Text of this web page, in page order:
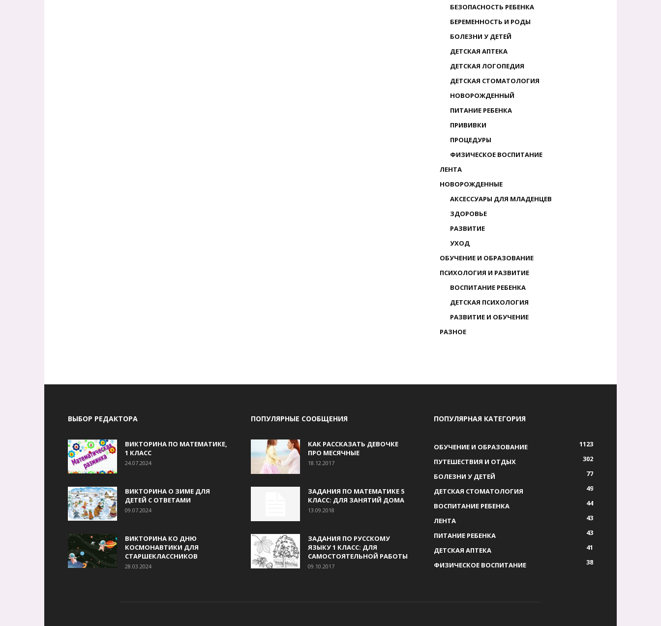
БЕЗОПАСНОСТЬ РЕБЕНКА
БЕРЕМЕННОСТЬ И РОДЫ
БОЛЕЗНИ У ДЕТЕЙ
ДЕТСКАЯ АПТЕКА
ДЕТСКАЯ ЛОГОПЕДИЯ
ДЕТСКАЯ СТОМАТОЛОГИЯ
НОВОРОЖДЕННЫЙ
ПИТАНИЕ РЕБЕНКА
ПРИВИВКИ
ПРОЦЕДУРЫ
ФИЗИЧЕСКОЕ ВОСПИТАНИЕ
ЛЕНТА
НОВОРОЖДЕННЫЕ
АКСЕССУАРЫ ДЛЯ МЛАДЕНЦЕВ
ЗДОРОВЬЕ
РАЗВИТИЕ
УХОД
ОБУЧЕНИЕ И ОБРАЗОВАНИЕ
ПСИХОЛОГИЯ И РАЗВИТИЕ
ВОСПИТАНИЕ РЕБЕНКА
ДЕТСКАЯ ПСИХОЛОГИЯ
РАЗВИТИЕ И ОБУЧЕНИЕ
РАЗНОЕ
ВЫБОР РЕДАКТОРА
ВИКТОРИНА ПО МАТЕМАТИКЕ,
1 КЛАСС
24.07.2024
ВИКТОРИНА О ЗИМЕ ДЛЯ
ДЕТЕЙ С ОТВЕТАМИ
09.07.2024
ВИКТОРИНА КО ДНЮ
КОСМОНАВТИКИ ДЛЯ
СТАРШЕКЛАССНИКОВ
28.03.2024
ПОПУЛЯРНЫЕ СООБЩЕНИЯ
КАК РАССКАЗАТЬ ДЕВОЧКЕ
ПРО МЕСЯЧНЫЕ
18.12.2017
ЗАДАНИЯ ПО МАТЕМАТИКЕ 5
КЛАСС: ДЛЯ ЗАНЯТИЙ ДОМА
13.09.2018
ЗАДАНИЯ ПО РУССКОМУ
ЯЗЫКУ 1 КЛАСС: ДЛЯ
САМОСТОЯТЕЛЬНОЙ РАБОТЫ
09.10.2017
ПОПУЛЯРНАЯ КАТЕГОРИЯ
ОБУЧЕНИЕ И ОБРАЗОВАНИЕ
1123
ПУТЕШЕСТВИЯ И ОТДЫХ
302
БОЛЕЗНИ У ДЕТЕЙ
77
ДЕТСКАЯ СТОМАТОЛОГИЯ
49
ВОСПИТАНИЕ РЕБЕНКА
44
ЛЕНТА
43
ПИТАНИЕ РЕБЕНКА
43
ДЕТСКАЯ АПТЕКА
41
ФИЗИЧЕСКОЕ ВОСПИТАНИЕ
38